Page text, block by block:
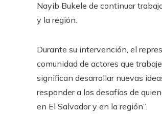
Nayib Bukele de continuar
y la región.
Durante su intervención, el
comunidad de actores que
significan desarrollar nuevas
responder a los desafíos de
en El Salvador y en la región”.